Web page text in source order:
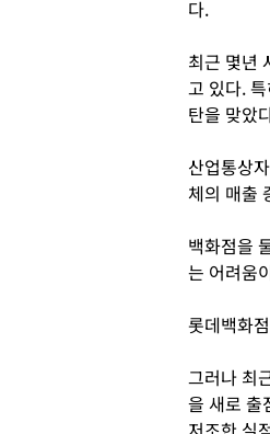
다.
최근 몇년
고 있다.
탄을 맞았
산업통상
체의 매출
백화점을
는 어려움
롯데백화
그러나 최
을 새로 출